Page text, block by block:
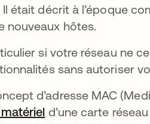
était décrit à l’époque
nouveaux hôtes.
si votre réseau ne
sans autoriser
d’adresse MAC
s’ouvre dans un
d’une carte